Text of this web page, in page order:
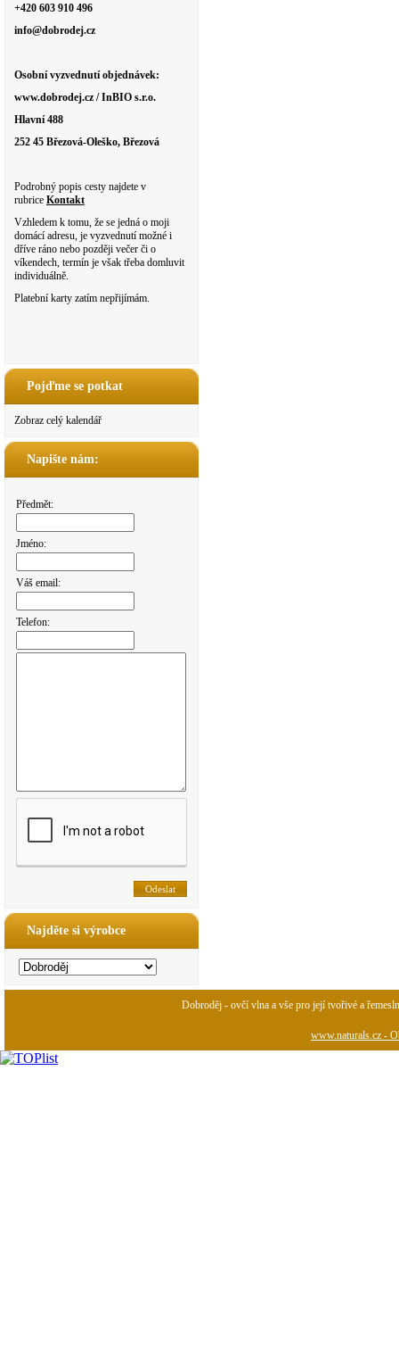
+420 603 910 496
info@dobrodej.cz
Osobní vyzvednutí objednávek:
www.dobrodej.cz / InBIO s.r.o.
Hlavní 488
252 45 Březová-Oleško, Březová
Podrobný popis cesty najdete v
rubrice Kontakt
Vzhledem k tomu, že se jedná o moji
domácí adresu, je vyzvednutí možné i
dříve ráno nebo později večer či o
víkendech, termín je však třeba domluvit
individuálně.
Platební karty zatím nepřijímám.
Pojďme se potkat
Zobraz celý kalendář
Napište nám:
Předmět:
Jméno:
Váš email:
Telefon:
Najděte si výrobce
Dobroděj - ovčí vlna a vše pro její tvořivé a
www.naturals.cz -